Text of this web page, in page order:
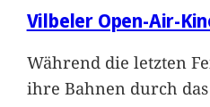
Vilbeler Open-Air-
Während die letzten
ihre Bahnen durch